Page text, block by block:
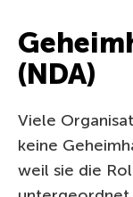
(NDA)
Viele
keine
weil sie die